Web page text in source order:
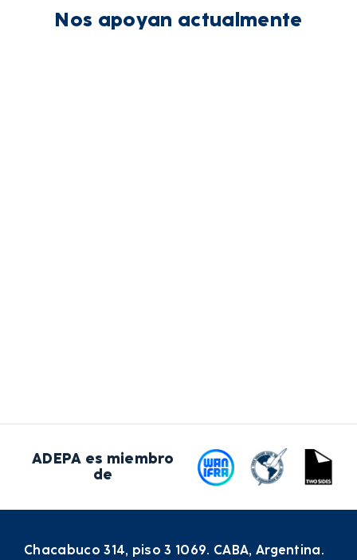
Nos apoyan actualmente
ADEPA es miembro
de
Chacabuco 314, piso 3 1069. CABA, Argentina.